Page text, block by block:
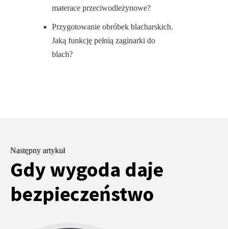
materace przeciwodleżynowe?
Przygotowanie obróbek blacharskich.
Jaką funkcję pełnią zaginarki do
blach?
Następny artykuł
Gdy wygoda daje
bezpieczeństwo